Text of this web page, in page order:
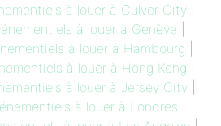
à louer à Culver City
à louer à Genève
à louer à Hambourg
à louer à Hong Kong
à louer à Jersey City|
à louer à Londres